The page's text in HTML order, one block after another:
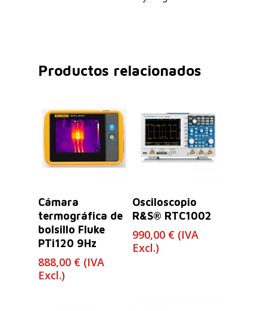
Productos relacionados
Cámara
termográfica de
bolsillo Fluke
PTi120 9Hz
888,00 € (IVA
Excl.)
Leer Más
Osciloscopio
R&S® RTC1002
990,00 € (IVA
Excl.)